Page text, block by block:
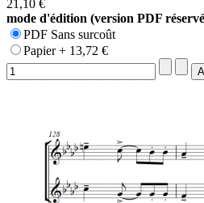
21,10 €
mode d'édition (version PDF
PDF Sans surcoût
Papier + 13,72 €